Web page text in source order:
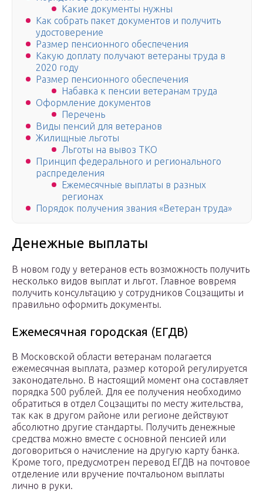
Какие документы нужны
Как собрать пакет документов и получить
удостоверение
Размер пенсионного обеспечения
Какую доплату получают ветераны труда в
2020 году
Размер пенсионного обеспечения
Набавка к пенсии ветеранам труда
Оформление документов
Перечень
Виды пенсий для ветеранов
Жилищные льготы
Льготы на вывоз ТКО
Принцип федерального и регионального
распределения
Ежемесячные выплаты в разных
регионах
Порядок получения звания «Ветеран труда»
Денежные выплаты
В новом году у ветеранов есть возможность получить
несколько видов выплат и льгот. Главное вовремя
получить консультацию у сотрудников Соцзащиты и
правильно оформить документы.
Ежемесячная городская (ЕГДВ)
В Московской области ветеранам полагается
ежемесячная выплата, размер которой регулируется
законодательно. В настоящий момент она составляет
порядка 500 рублей. Для ее получения необходимо
обратиться в отдел Соцзащиты по месту жительства,
так как в другом районе или регионе действуют
абсолютно другие стандарты. Получить денежные
средства можно вместе с основной пенсией или
договориться о начисление на другую карту банка.
Кроме того, предусмотрен перевод ЕГДВ на почтовое
отделение или вручение почтальоном выплаты
лично в руки.